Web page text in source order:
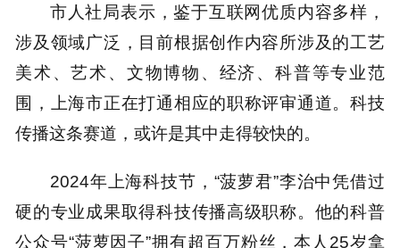
市人社局表示，鉴于互联网优质内容多样，
涉及领域广泛，目前根据创作内容所涉及的工艺
美术、艺术、文物博物、经济、科普等专业范
围，上海市正在打通相应的职称评审通道。科技
传播这条赛道，或许是其中走得较快的。
2024年上海科技节，“菠萝君”李治中凭借过
硬的专业成果取得科技传播高级职称。他的科普
公众号“菠萝因子”拥有超百万粉丝，本人25岁拿